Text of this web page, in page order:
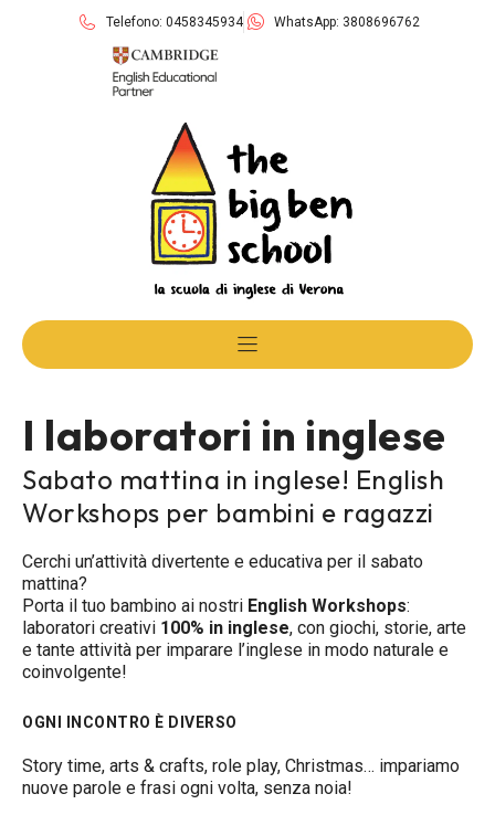
Telefono: 0458345934 WhatsApp: 3808696762
I laboratori in inglese
Sabato mattina in inglese! English
Workshops per bambini e ragazzi
Cerchi un’attività divertente e educativa per il sabato
mattina?
Porta il tuo bambino ai nostri English Workshops:
laboratori creativi 100% in inglese, con giochi, storie, arte
e tante attività per imparare l’inglese in modo naturale e
coinvolgente!
OGNI INCONTRO È DIVERSO
Story time, arts & crafts, role play, Christmas… impariamo
nuove parole e frasi ogni volta, senza noia!